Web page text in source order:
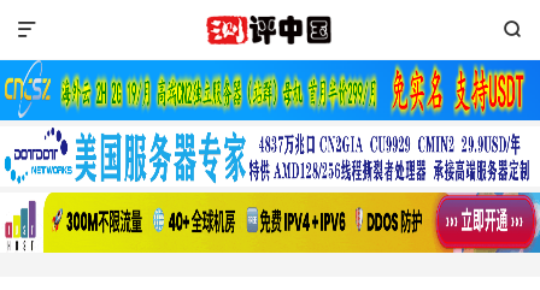

